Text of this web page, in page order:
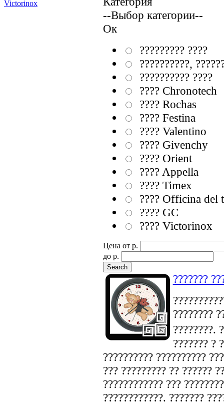
Victorinox
--Выбор категории--
Ок
????????? ????
??????????,
?????????? ????
???? Chronotech
???? Rochas
???? Festina
???? Valentino
???? Givenchy
???? Orient
???? Appella
???? Timex
???? Officina del
???? GC
???? Victorinox
Цена от p.
до p.
???????
????????
????????.
??????? ?
?????????? ??????????
??? ????????? ?? ??????
???????????? ???
????????????. ???????